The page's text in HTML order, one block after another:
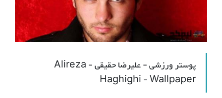
پوستر ورزشی - علیرضا حقیقی - Alireza
Haghighi - Wallpaper